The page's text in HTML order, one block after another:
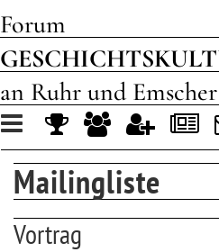
Forum
an Ruhr und Emscher
Toggle
navigation
Mailingliste
Vortrag